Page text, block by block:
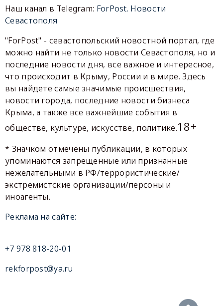
Наш канал в Telegram: ForPost. Новости
Севастополя
"ForPost" - севастопольский новостной портал, где
можно найти не только новости Севастополя, но и
последние новости дня, все важное и интересное,
что происходит в Крыму, России и в мире. Здесь
вы найдете самые значимые происшествия,
новости города, последние новости бизнеса
Крыма, а также все важнейшие события в
обществе, культуре, искусстве, политике.18+
* Значком отмечены публикации, в которых
упоминаются запрещенные или признанные
нежелательными в РФ/террористические/
экстремистские организации/персоны и
иноагенты.
Реклама на сайте:
+7 978 818-20-01
rekforpost@ya.ru